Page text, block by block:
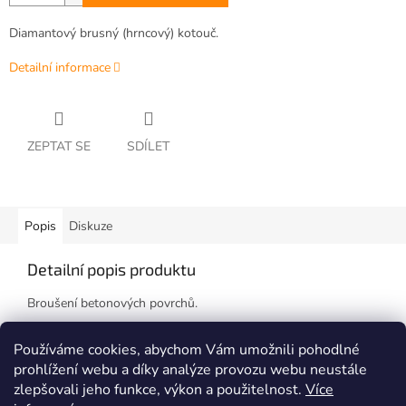
Používáme cookies, abychom Vám umožnili pohodlné
prohlížení webu a díky analýze provozu webu neustále
zlepšovali jeho funkce, výkon a použitelnost. Více
Diamantový brusný (hrncový) kotouč.
Detailní informace
ZEPTAT SE SDÍLET
Popis Diskuze
Detailní popis produktu
Broušení betonových povrchů.